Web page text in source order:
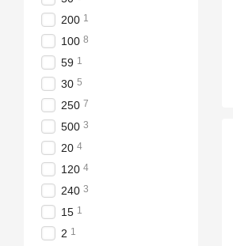
200 1
100 8
59 1
30 5
250 7
500 3
20 4
120 4
240 3
15 1
2 1